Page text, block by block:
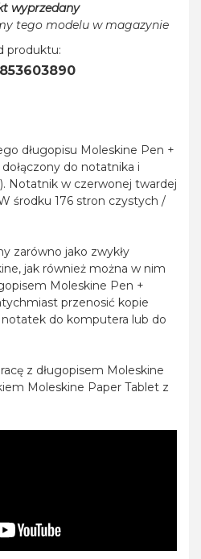
wyprzedany
tego modelu w magazynie
produktu:
długopisu Moleskine Pen +
do notatnika i
Notatnik w czerwonej twardej
środku 176 stron czystych /
zarówno jako zwykły
jak również można w nim
Moleskine Pen +
przenosić kopie
do komputera lub do
z długopisem Moleskine
Moleskine Paper Tablet z